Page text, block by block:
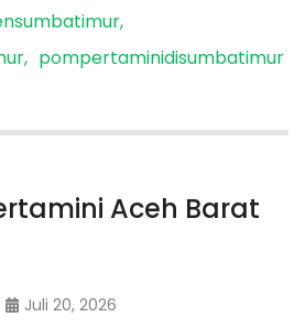
pompertaminidisumbatimur
Aceh Barat
Juli 20, 2026